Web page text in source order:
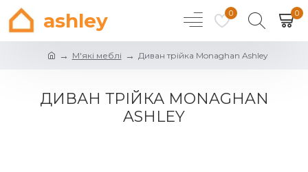
ashley 0 0
М'які меблі Диван трійка Monaghan Ashley
ДИВАН ТРІЙКА MONAGHAN
ASHLEY